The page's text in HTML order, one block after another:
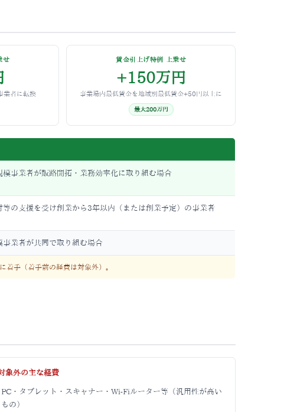
せ
業者に転換
賃金引上げ特例 上乗せ
+150万円
事業場内最低賃金を地域別最低賃金+50円以上に
最大200万円
模事業者が販路開拓・業務効率化に取り組む場合
等の支援を受け創業から3年以内（または創業予定）の事業者
事業者が共同で取り組む場合
手（着手前の経費は対象外）。
象外の主な経費
PC・タブレット・スキャナー・Wi-Fiルーター等（汎用性が高い
もの）